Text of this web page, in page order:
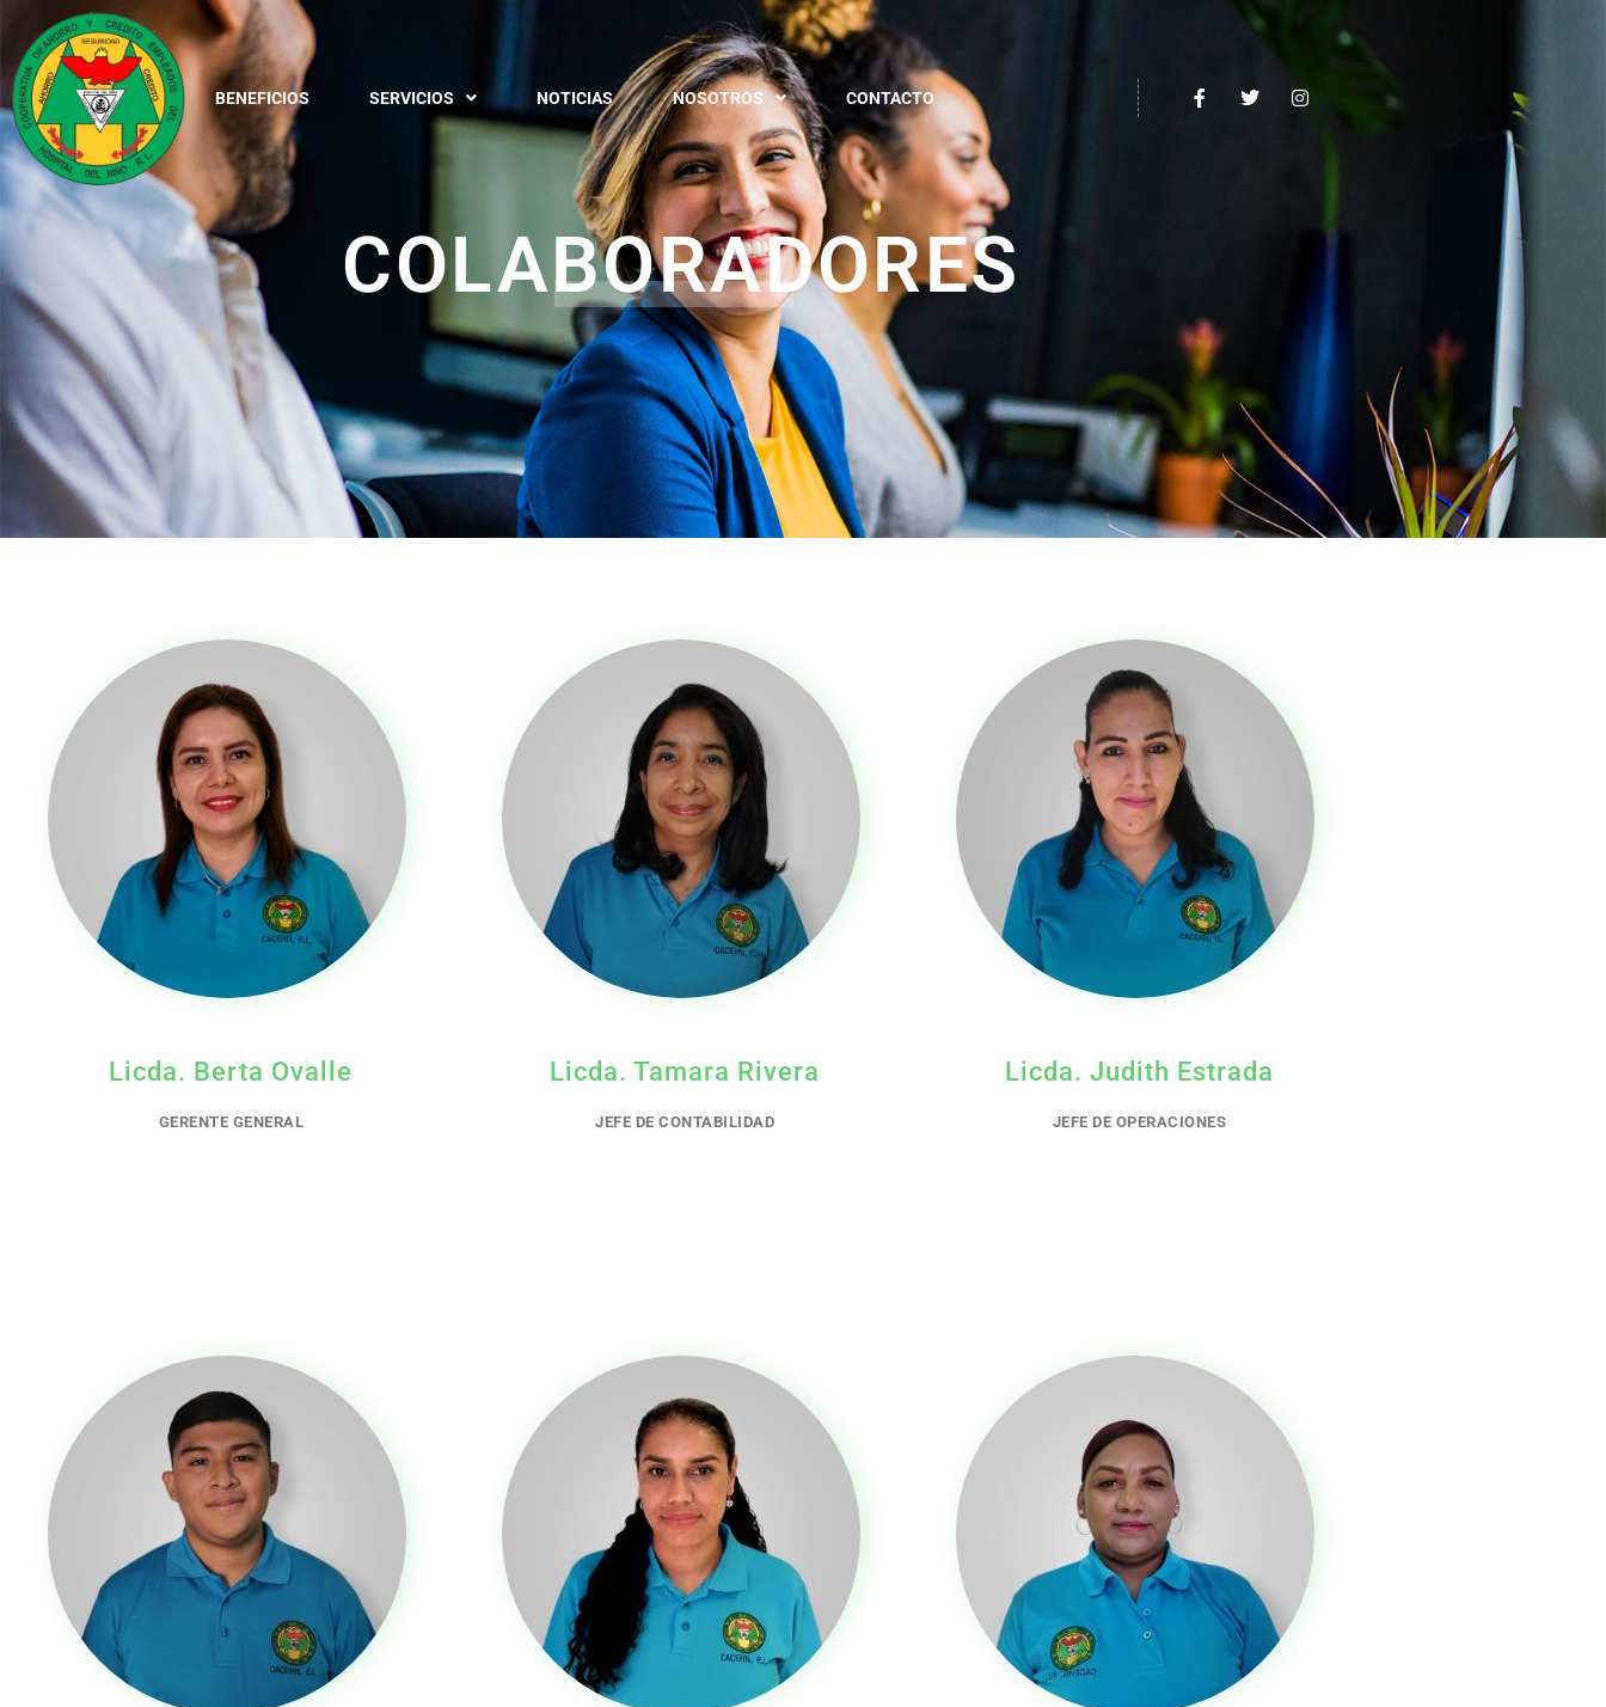
BENEFICIOS SERVICIOS NOTICIAS NOSOTROS CONTACTO
COLABORADORES
Licda. Berta Ovalle
GERENTE GENERAL
Licda. Tamara Rivera
JEFE DE CONTABILIDAD
Licda. Judith Estrada
JEFE DE OPERACIONES